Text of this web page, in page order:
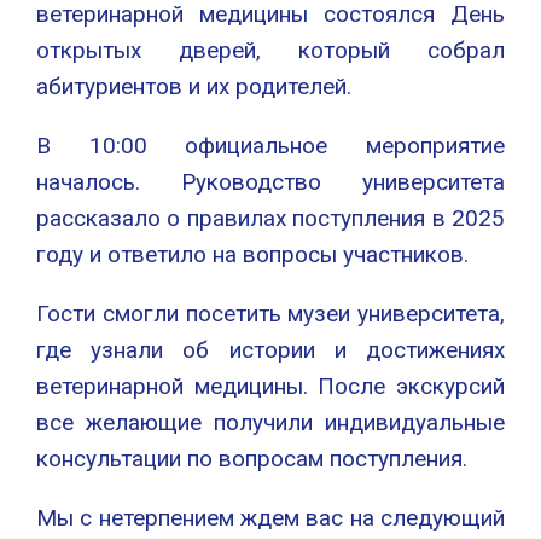
ветеринарной медицины состоялся День
открытых дверей, который собрал
абитуриентов и их родителей.
В 10:00 официальное мероприятие
началось. Руководство университета
рассказало о правилах поступления в 2025
году и ответило на вопросы участников.
Гости смогли посетить музеи университета,
где узнали об истории и достижениях
ветеринарной медицины. После экскурсий
все желающие получили индивидуальные
консультации по вопросам поступления.
Мы с нетерпением ждем вас на следующий